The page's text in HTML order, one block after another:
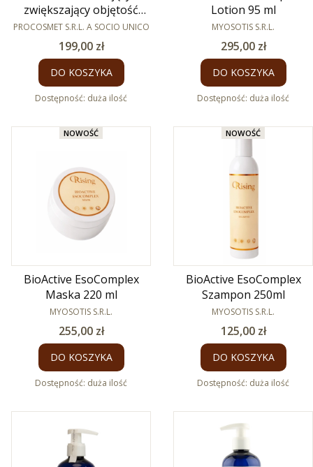
zwiększający objętość
FB11 Aluron 400ml
PRODUCENT
PROCOSMET S.R.L. A SOCIO UNICO
Cena
199,00 zł
DO KOSZYKA
Dostępność: duża ilość
Lotion 95 ml
PRODUCENT
MYOSOTIS S.R.L.
Cena
295,00 zł
DO KOSZYKA
Dostępność: duża ilość
NOWOŚĆ
BioActive EsoComplex
Maska 220 ml
PRODUCENT
MYOSOTIS S.R.L.
Cena
255,00 zł
DO KOSZYKA
Dostępność: duża ilość
NOWOŚĆ
BioActive EsoComplex
Szampon 250ml
PRODUCENT
MYOSOTIS S.R.L.
Cena
125,00 zł
DO KOSZYKA
Dostępność: duża ilość